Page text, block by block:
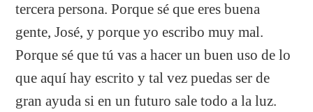
tercera persona. Porque sé que eres buena
gente, José, y porque yo escribo muy mal.
Porque sé que tú vas a hacer un buen uso de lo
que aquí hay escrito y tal vez puedas ser de
gran ayuda si en un futuro sale todo a la luz.